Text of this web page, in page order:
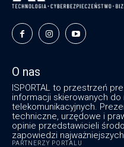
O nas
ISPORTAL to przestrzeń
informacji skierowanych
telekomunikacyjnych.
techniczne, urzędowe i
opinie przedstawicieli
zapowiedzi
PARTNERZY PORTALU